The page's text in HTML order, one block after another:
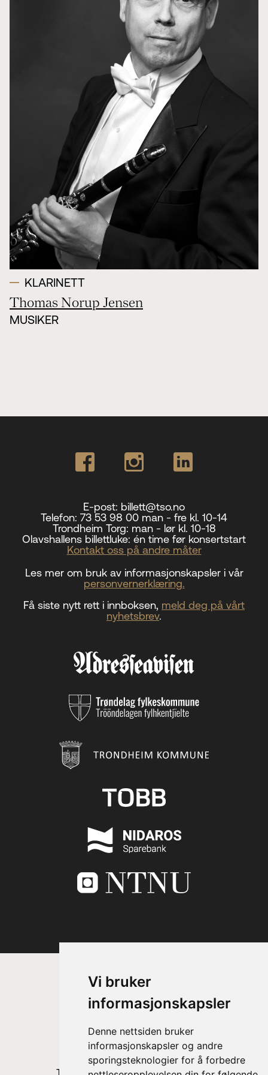
Vi bruker
informasjonskapsler
Denne nettsiden bruker
informasjonskapsler og andre
sporingsteknologier for å forbedre
Bærekraft & samfunn
Princess Astrid International Music Competition
Samarbeidspartnere
KLARINETT
Thomas Norup Jensen
MUSIKER
E-post: billett@tso.no
Telefon: 73 53 98 00 man - fre kl. 10-14
Trondheim Torg: man - lør kl. 10-18
Olavshallens billettluke: én time før konsertstart
Kontakt oss på andre måter
Les mer om bruk av informasjonskapsler i vår
personvernerklæring.
Få siste nytt rett i innboksen, meld deg på vårt
nyhetsbrev.
Prinsesse Astrid, fru Ferner
Trondheim Symfoniorkester & Opera